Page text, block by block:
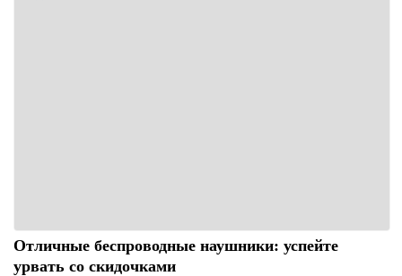
Отличные беспроводные наушники: успейте
урвать со скидочками